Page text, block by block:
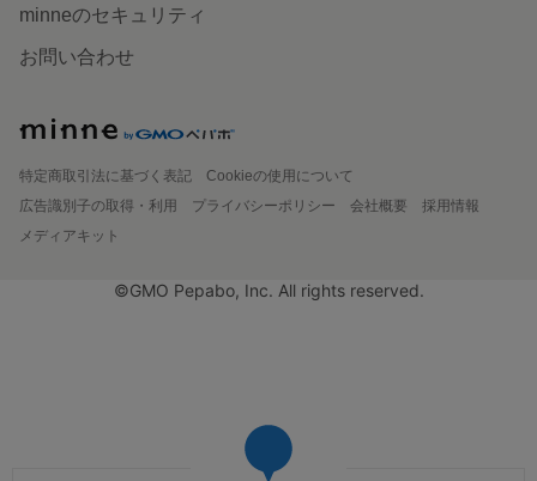
minneのセキュリティ
お問い合わせ
特定商取引法に基づく表記
Cookieの使用について
広告識別子の取得・利用
プライバシーポリシー 会社概要
採用情報
メディアキット
©GMO Pepabo, Inc. All rights reserved.